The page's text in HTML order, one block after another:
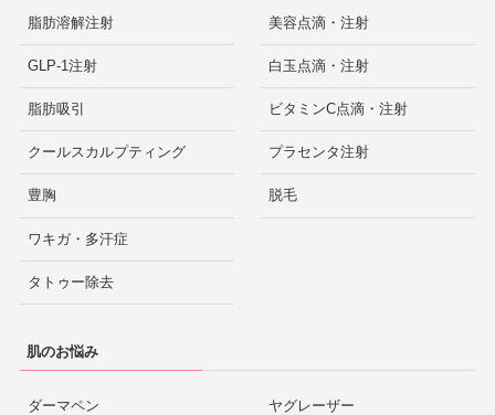
脂肪溶解注射
GLP-1注射
脂肪吸引
クールスカルプティング
豊胸
ワキガ・多汗症
タトゥー除去
美容点滴・注射
白玉点滴・注射
ビタミンC点滴・注射
プラセンタ注射
脱毛
肌のお悩み
ダーマペン ヤグレーザー